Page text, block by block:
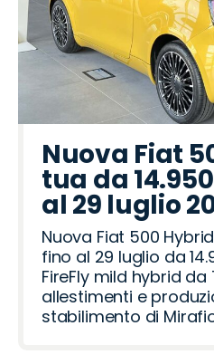
Nuova Fiat
tua da
al 29 luglio
Nuova Fiat 500
fino al 29 luglio da
FireFly mild hybrid da
allestimenti e
stabilimento di